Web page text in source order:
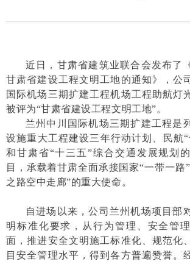
近日，甘肃省建筑业联合会发布了
甘肃省建设工程文明工地的通知》，公
国际机场三期扩建工程机场工程助航灯
被评为“甘肃省建设工程文明工地”。
兰州中川国际机场三期扩建工程是
设施重大工程建设三年行动计划、民航“
和甘肃省“十三五”综合交通发展规划
目，承载着甘肃全面承接国家“一带一路
之路空中走廊”的重大使命。
自进场以来，公司兰州机场项目部
明标准化要求，
从行为管理、安全管
面，推进安全文明施工标准化、规范化
目安全管理水平，得到各方普遍赞誉。